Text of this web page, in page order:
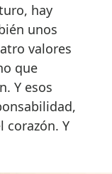
hay
unos
valores
que
Y esos
corazón. Y